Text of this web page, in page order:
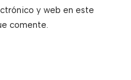
y web en este
comente.